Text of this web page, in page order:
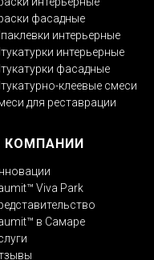
фасадные
интерьерные
интерьерные
фасадные
клеевые смеси
для реставрации
КОМПАНИИ
Viva Park
в Самаре